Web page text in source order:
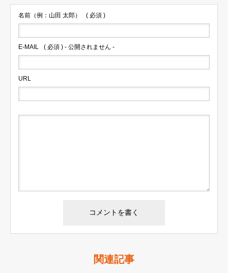
名前（例：山田 太郎） ( 必須 )
E-MAIL ( 必須 ) - 公開されません -
URL
関連記事